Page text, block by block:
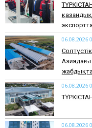
06.08.2026
Азиядағы
06.08.2026
06.08.2026